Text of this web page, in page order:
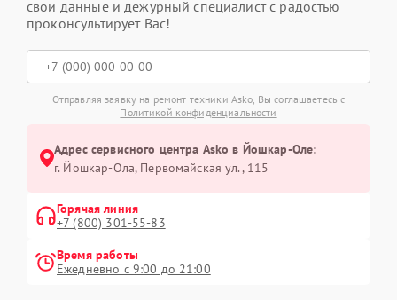
свои данные и дежурный специалист с радостью
проконсультирует Вас!
Отправляя заявку на ремонт техники Asko, Вы соглашаетесь с
Политикой конфиденциальности
Адрес сервисного центра Asko в Йошкар-Оле:
г. Йошкар-Ола, Первомайская ул., 115
Горячая линия
+7 (800) 301-55-83
Время работы
Ежедневно с 9:00 до 21:00